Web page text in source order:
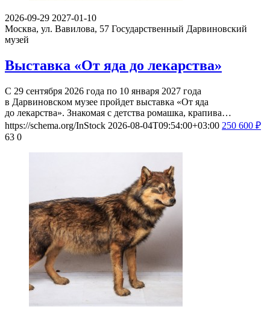
2026-09-29 2027-01-10
Москва, ул. Вавилова, 57 Государственный Дарвиновский
музей
Выставка «От яда до лекарства»
С 29 сентября 2026 года по 10 января 2027 года
в Дарвиновском музее пройдет выставка «От яда
до лекарства». Знакомая с детства ромашка, крапива…
https://schema.org/InStock 2026-08-04T09:54:00+03:00 250 600 ₽
63 0